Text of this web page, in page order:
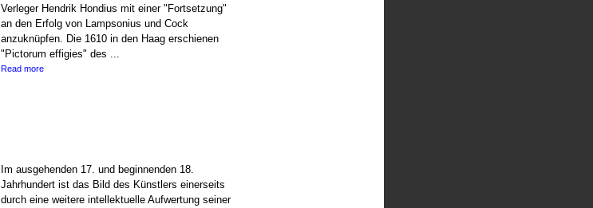
Verleger Hendrik Hondius mit einer "Fortsetzung"
an den Erfolg von Lampsonius und Cock
anzuknüpfen. Die 1610 in den Haag erschienen
"Pictorum effigies" des ...
Read more
Im ausgehenden 17. und beginnenden 18.
Jahrhundert ist das Bild des Künstlers einerseits
durch eine weitere intellektuelle Aufwertung seiner